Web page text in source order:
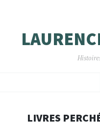
LIVRES